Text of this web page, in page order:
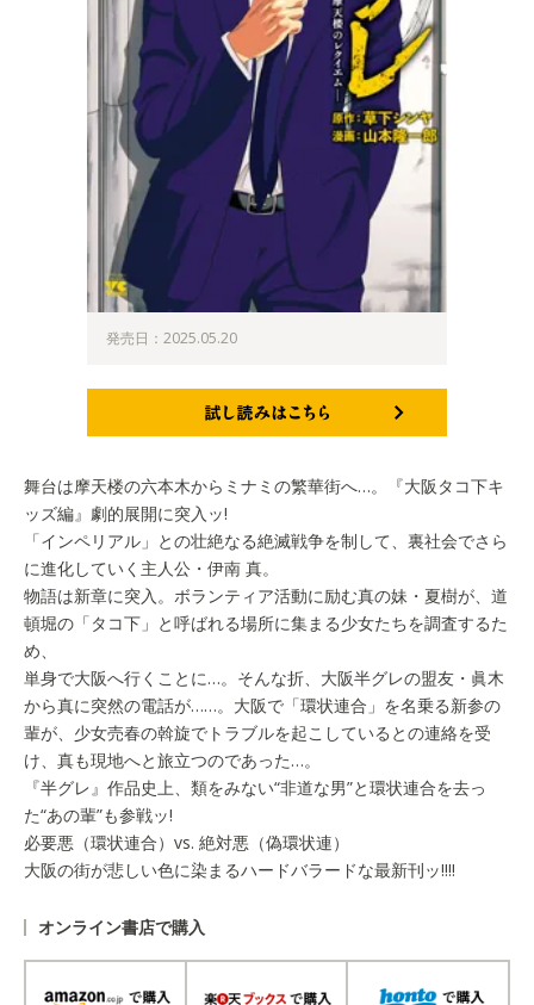
発売日：2025.05.20
舞台は摩天楼の六本木からミナミの繁華街へ…。『大阪タコ下キ
ッズ編』劇的展開に突入ッ!
「インペリアル」との壮絶なる絶滅戦争を制して、裏社会でさら
に進化していく主人公・伊南 真。
物語は新章に突入。ボランティア活動に励む真の妹・夏樹が、道
頓堀の「タコ下」と呼ばれる場所に集まる少女たちを調査するた
め、
単身で大阪へ行くことに…。そんな折、大阪半グレの盟友・眞木
から真に突然の電話が……。大阪で「環状連合」を名乗る新参の
輩が、少女売春の斡旋でトラブルを起こしているとの連絡を受
け、真も現地へと旅立つのであった…。
『半グレ』作品史上、類をみない“非道な男”と環状連合を去っ
た“あの輩”も参戦ッ!
必要悪（環状連合）vs. 絶対悪（偽環状連）
大阪の街が悲しい色に染まるハードバラードな最新刊ッ!!!!
オンライン書店で購入